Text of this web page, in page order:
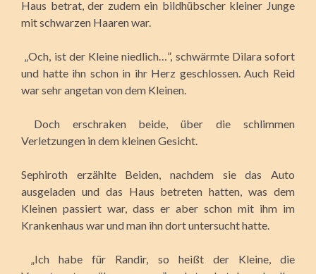
Haus betrat, der zudem ein bildhübscher kleiner Junge
mit schwarzen Haaren war.
„Och, ist der Kleine niedlich…”, schwärmte Dilara sofort
und hatte ihn schon in ihr Herz geschlossen. Auch Reid
war sehr angetan von dem Kleinen.
Doch erschraken beide, über die schlimmen
Verletzungen in dem kleinen Gesicht.
Sephiroth erzählte Beiden, nachdem sie das Auto
ausgeladen und das Haus betreten hatten, was dem
Kleinen passiert war, dass er aber schon mit ihm im
Krankenhaus war und man ihn dort untersucht hatte.
„Ich habe für Randir, so heißt der Kleine, die